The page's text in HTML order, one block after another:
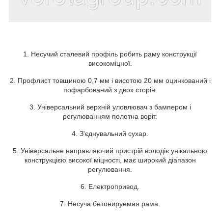
1. Несучий сталевий профіль робить раму конструкції
високоміцної.
2. Профлист товщиною 0,7 мм і висотою 20 мм оцинкований і
пофарбований з двох сторін.
3. Універсальний верхній уловлювач з бампером і
регулюванням полотна воріт.
4. З'єднувальний сухар.
5. Універсальне направляючий пристрій володіє унікальною
конструкцією високої міцності, має широкий діапазон
регулювання.
6. Електропривод.
7. Несуча бетонируемая рама.